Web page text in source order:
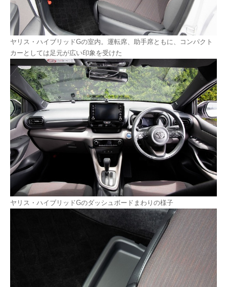
ヤリス・ハイブリッドGの室内。運転席、助手席ともに、コンパクト
カーとしては足元が広い印象を受けた
ヤリス・ハイブリッドGのダッシュボードまわりの様子